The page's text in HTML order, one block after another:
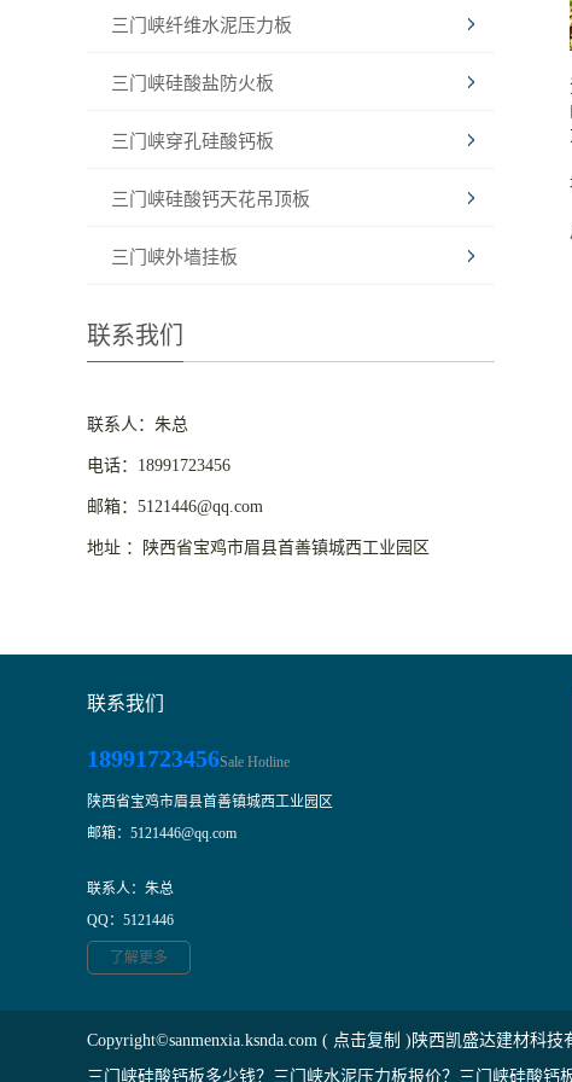
三门峡纤维水泥压力板
三门峡硅酸盐防火板
三门峡穿孔硅酸钙板
三门峡硅酸钙天花吊顶板
三门峡外墙挂板
联系我们
联系人：朱总
电话：18991723456
邮箱：5121446@qq.com
地址 ：陕西省宝鸡市眉县首善镇城西工业园区
联系我们
18991723456Sale Hotline
陕西省宝鸡市眉县首善镇城西工业园区
邮箱：5121446@qq.com
联系人：朱总
QQ：5121446
了解更多
Copyright©sanmenxia.ksnda.com ( 点击复制 )陕西凯盛达建材科技
三门峡硅酸钙板多少钱？三门峡水泥压力板报价？三门峡硅酸